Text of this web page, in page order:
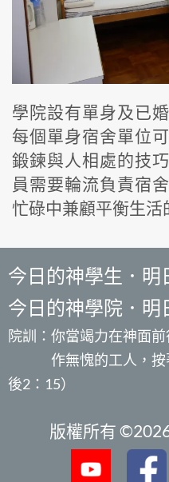
學院設有單身及已
每個單身宿舍單位
鍛鍊與人相處的技
員需要輪流負責宿
忙碌中兼顧平衡生活
今日的神學生．
今日的神學院．明
院訓：你當竭力在神面前
作無愧的工人，按著
後2：15）
版權所有